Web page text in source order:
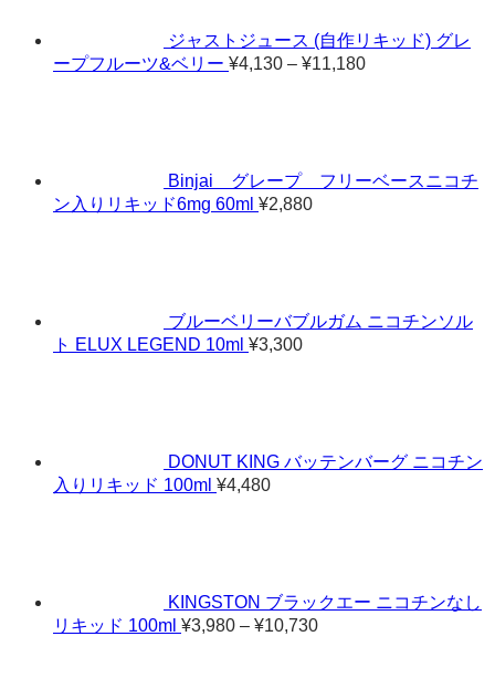
¥11,080
ジャストジュース (自作リキッド) グレ
ープフルーツ&ベリー ¥4,130 – ¥11,180価
¥11,180
Binjai グレープ フリーベースニコチ
ン入りリキッド6mg 60ml ¥2,880
ブルーベリーバブルガム ニコチンソル
ト ELUX LEGEND 10ml ¥3,300
DONUT KING バッテンバーグ ニコチン
入りリキッド 100ml ¥4,480
KINGSTON ブラックエー ニコチンなし
リキッド 100ml ¥3,980 – ¥10,730価